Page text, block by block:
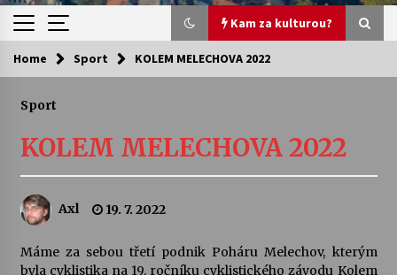
Kam za kulturou?
Kam za kulturou?
Sukuba Ensemble
4. 8. 2026
Vernisáž výstavy Josefíny Duškové: Stávám se
kapkou
Home Sport KOLEM MELECHOVA 2022
Sport
KOLEM MELECHOVA 2022
Axl 19. 7. 2022
Máme za sebou třetí podnik Poháru Melechov, kterým
byla cyklistika na 19. ročníku cyklistického závodu Kolem